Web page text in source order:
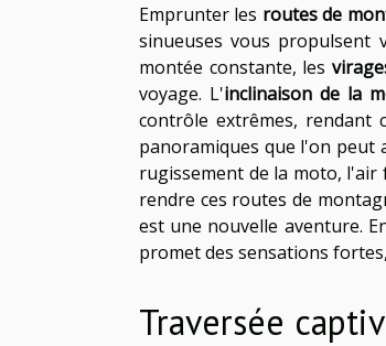
Emprunter les routes de
sinueuses vous propulsent
montée constante, les
voyage. L'inclinaison de la
contrôle extrêmes, rendant
panoramiques que l'on peut
rugissement de la moto,
rendre ces routes de
est une nouvelle aventure.
promet des sensations
Traversée